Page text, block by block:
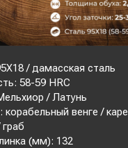
/ дамасская сталь
58-59 HRC
/ Латунь
корабельный венге /
(мм): 132